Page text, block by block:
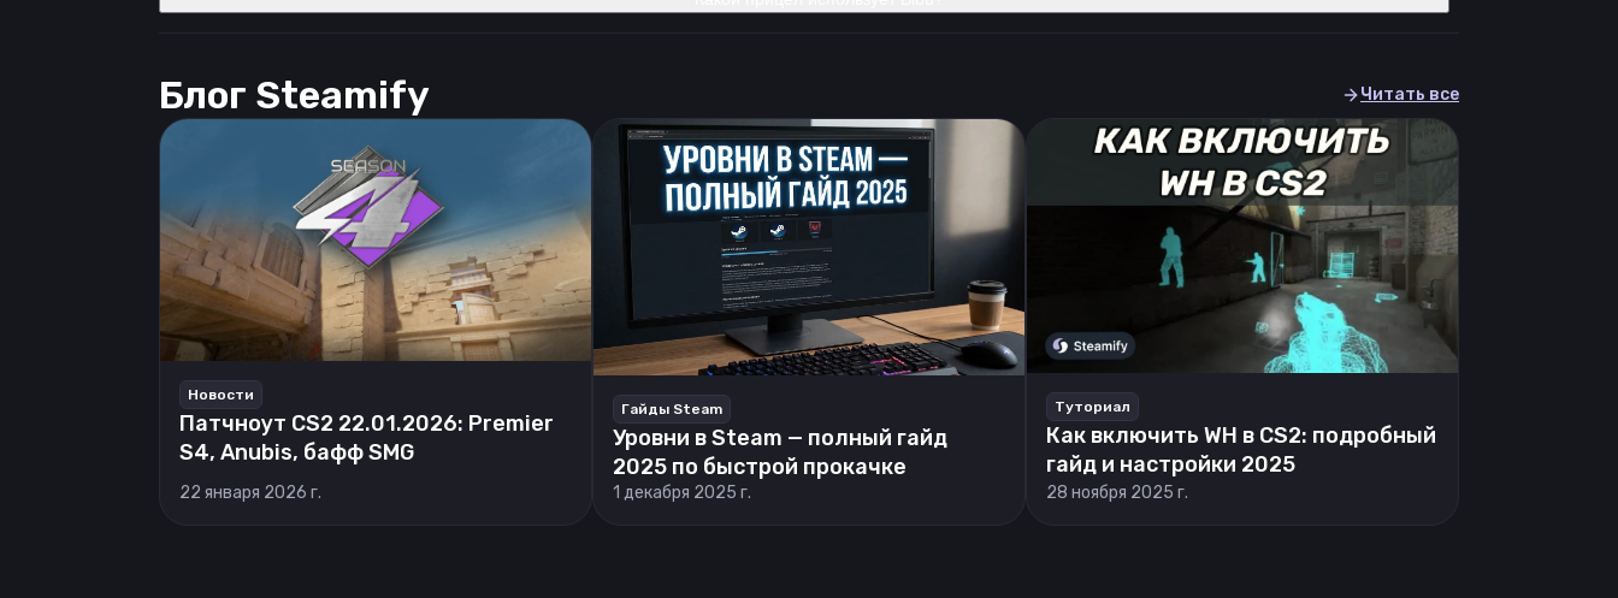
Блог Steamify Читать все
Новости
Патчноут CS2 22.01.2026: Premier
S4, Anubis, бафф SMG
22 января 2026 г.
Гайды Steam
Уровни в Steam — полный гайд
2025 по быстрой прокачке
1 декабря 2025 г.
Туториал
Как включить WH в CS2: подробный
гайд и настройки 2025
28 ноября 2025 г.